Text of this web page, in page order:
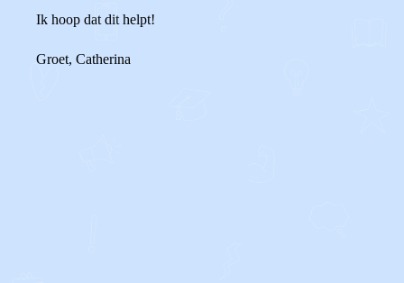
Ik hoop dat dit helpt!
Groet, Catherina